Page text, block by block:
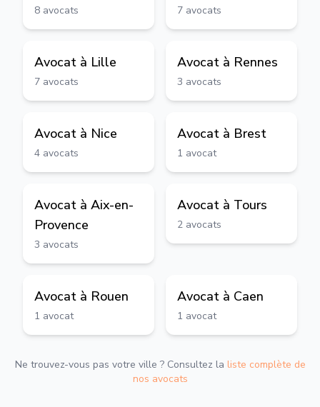
8 avocats 7 avocats
Avocat à Lille
7 avocats
Avocat à Rennes
3 avocats
Avocat à Nice
4 avocats
Avocat à Brest
1 avocat
Avocat à Aix-en-
Provence
3 avocats
Avocat à Tours
2 avocats
Avocat à Rouen
1 avocat
Avocat à Caen
1 avocat
Ne trouvez-vous pas votre ville ? Consultez la liste complète de
nos avocats